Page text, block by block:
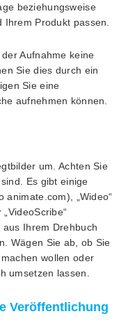
beziehungsweise
Produkt passen.
Aufnahme keine
Sie dies durch ein
Sie eine
aufnehmen können.
um. Achten Sie
Es gibt einige
animate.com), „Wideo“
Ihrem Drehbuch
Wägen Sie ab, ob Sie
wollen oder
umsetzen lassen.
Veröffentlichung